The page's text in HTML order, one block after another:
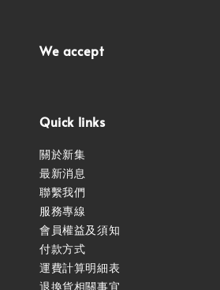
We accept
Quick links
關於新集
最新消息
聯繫我們
服務專線
會員權益及須知
付款方式
運費計算明細表
退換貨相關事宜